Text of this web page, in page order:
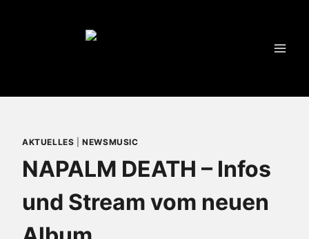
AKTUELLES |NEWSMUSIC
NAPALM DEATH – Infos
und Stream vom neuen